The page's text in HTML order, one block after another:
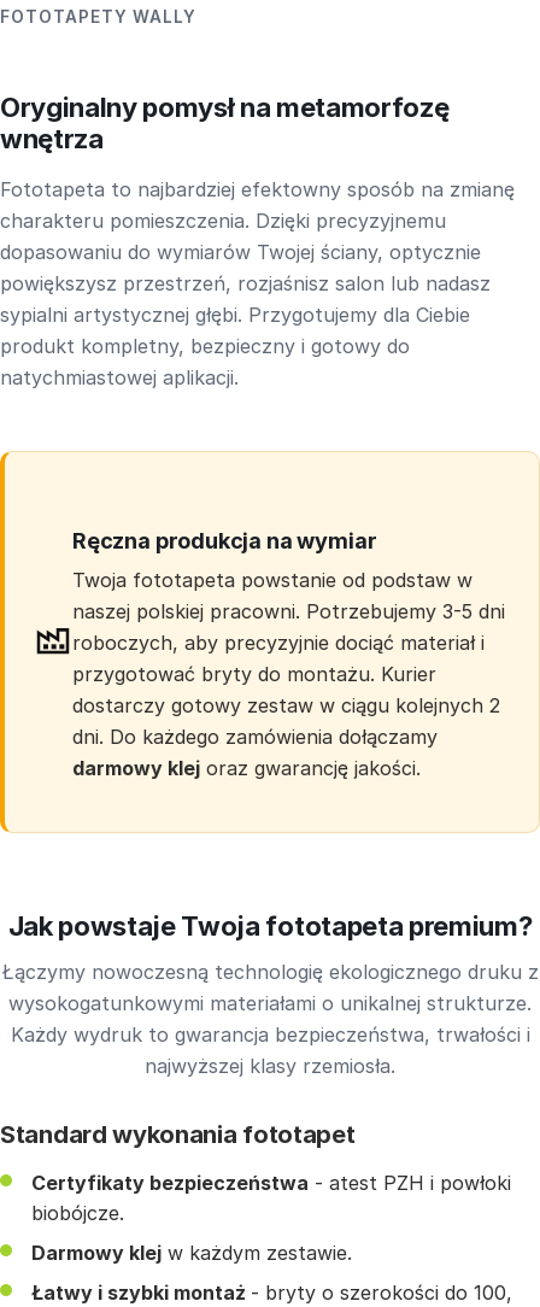
FOTOTAPETY WALLY
Oryginalny pomysł na metamorfozę
wnętrza
Fototapeta to najbardziej efektowny sposób na zmianę
charakteru pomieszczenia. Dzięki precyzyjnemu
dopasowaniu do wymiarów Twojej ściany, optycznie
powiększysz przestrzeń, rozjaśnisz salon lub nadasz
sypialni artystycznej głębi. Przygotujemy dla Ciebie
produkt kompletny, bezpieczny i gotowy do
natychmiastowej aplikacji.
Ręczna produkcja na wymiar
Twoja fototapeta powstanie od podstaw w
naszej polskiej pracowni. Potrzebujemy 3-5 dni
roboczych, aby precyzyjnie dociąć materiał i
przygotować bryty do montażu. Kurier
dostarczy gotowy zestaw w ciągu kolejnych 2
dni. Do każdego zamówienia dołączamy
darmowy klej oraz gwarancję jakości.
Jak powstaje Twoja fototapeta premium?
Łączymy nowoczesną technologię ekologicznego druku z
wysokogatunkowymi materiałami o unikalnej strukturze.
Każdy wydruk to gwarancja bezpieczeństwa, trwałości i
najwyższej klasy rzemiosła.
Standard wykonania fototapet
Certyfikaty bezpieczeństwa - atest PZH i powłoki
biobójcze.
Darmowy klej w każdym zestawie.
Łatwy i szybki montaż - bryty o szerokości do 100,